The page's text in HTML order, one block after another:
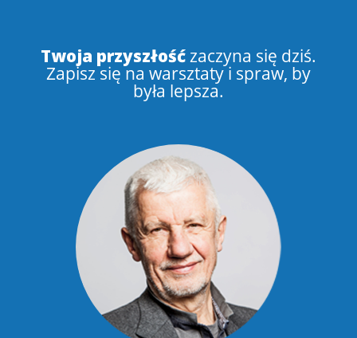
Twoja przyszłość zaczyna się dziś.
Zapisz się na warsztaty i spraw, by
była lepsza.